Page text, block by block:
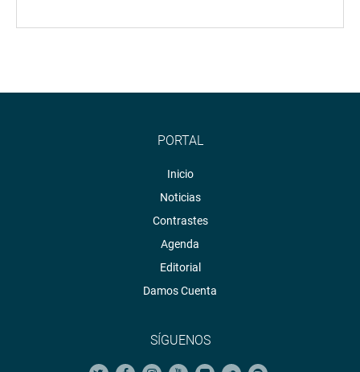
PORTAL
Inicio
Noticias
Contrastes
Agenda
Editorial
Damos Cuenta
SÍGUENOS